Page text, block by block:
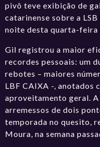
pivô teve exibição de
catarinense sobre a
noite desta quarta-feira
Gil registrou a maior
recordes pessoais: um
rebotes – maiores
LBF CAIXA -, anotados
aproveitamento geral.
arremessos de dois
temporada no quesito,
Moura, na semana